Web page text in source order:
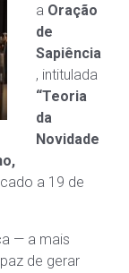
a Oração
de
Sapiência
, intitulada
“Teoria
da
Novidade
a 19 de
— a mais
de gerar